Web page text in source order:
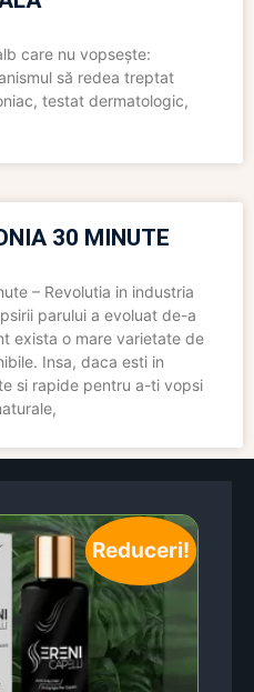
care nu vopsește:
să redea treptat
testat dermatologic,
30 MINUTE
– Revolutia in industria
parului a evoluat de-a
exista o mare varietate de
Insa, daca esti in
si rapide pentru a-ti vopsi
Reduceri!